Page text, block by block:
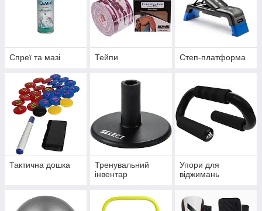
Спреї та мазі Тейпи Степ-платформа
Тактична дошка
Тренувальний
інвентар
Упори для
віджимань